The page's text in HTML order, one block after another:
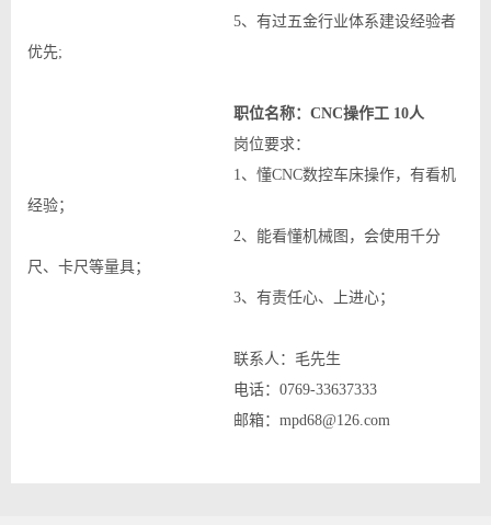
5、有过五金行业体系建设经验者
优先;
职位名称：CNC操作工 10人
岗位要求：
1、懂CNC数控车床操作，有看机
经验；
2、能看懂机械图，会使用千分
尺、卡尺等量具；
3、有责任心、上进心；
联系人：毛先生
电话：0769-33637333
邮箱：mpd68@126.com